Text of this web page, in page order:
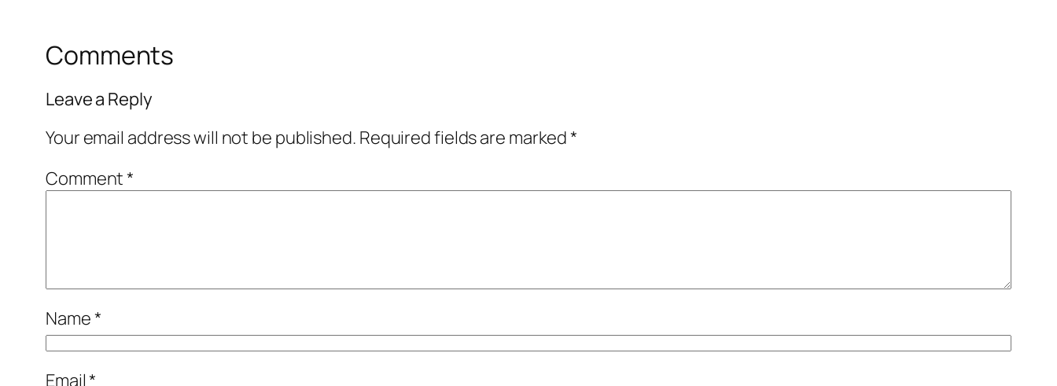
Comments
Leave a Reply
Your email address will not be published. Required fields are marked*
Comment*
Name*
Email*